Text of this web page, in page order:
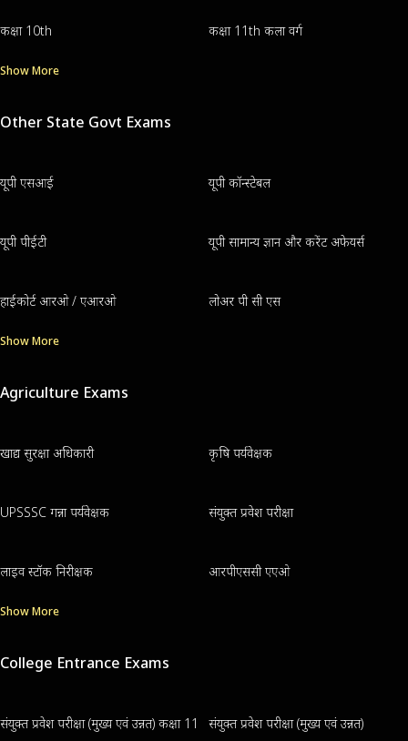
कक्षा 10th कक्षा 11th कला वर्ग
Show More
Other State Govt Exams
यूपी एसआई यूपी कॉन्स्टेबल
यूपी पीईटी यूपी सामान्य ज्ञान और करेंट अफेयर्स
हाईकोर्ट आरओ / एआरओ लोअर पी सी एस
Show More
Agriculture Exams
खाद्य सुरक्षा अधिकारी कृषि पर्यवेक्षक
UPSSSC गन्ना पर्यवेक्षक संयुक्त प्रवेश परीक्षा
लाइव स्टॉक निरीक्षक आरपीएससी एएओ
Show More
College Entrance Exams
संयुक्त प्रवेश परीक्षा (मुख्य एवं उन्नत) कक्षा 11 संयुक्त प्रवेश परीक्षा (मुख्य एवं उन्नत)